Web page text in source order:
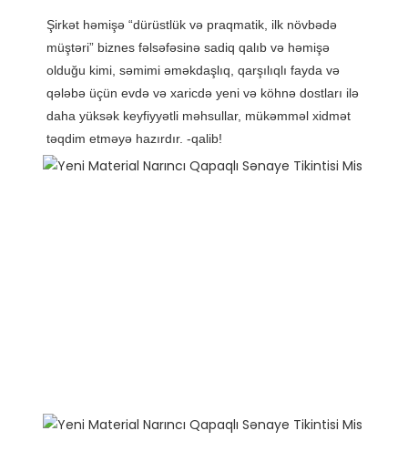
Şirkət həmişə “dürüstlük və praqmatik, ilk növbədə
müştəri” biznes fəlsəfəsinə sadiq qalıb və həmişə
olduğu kimi, səmimi əməkdaşlıq, qarşılıqlı fayda və
qələbə üçün evdə və xaricdə yeni və köhnə dostları ilə
daha yüksək keyfiyyətli məhsullar, mükəmməl xidmət